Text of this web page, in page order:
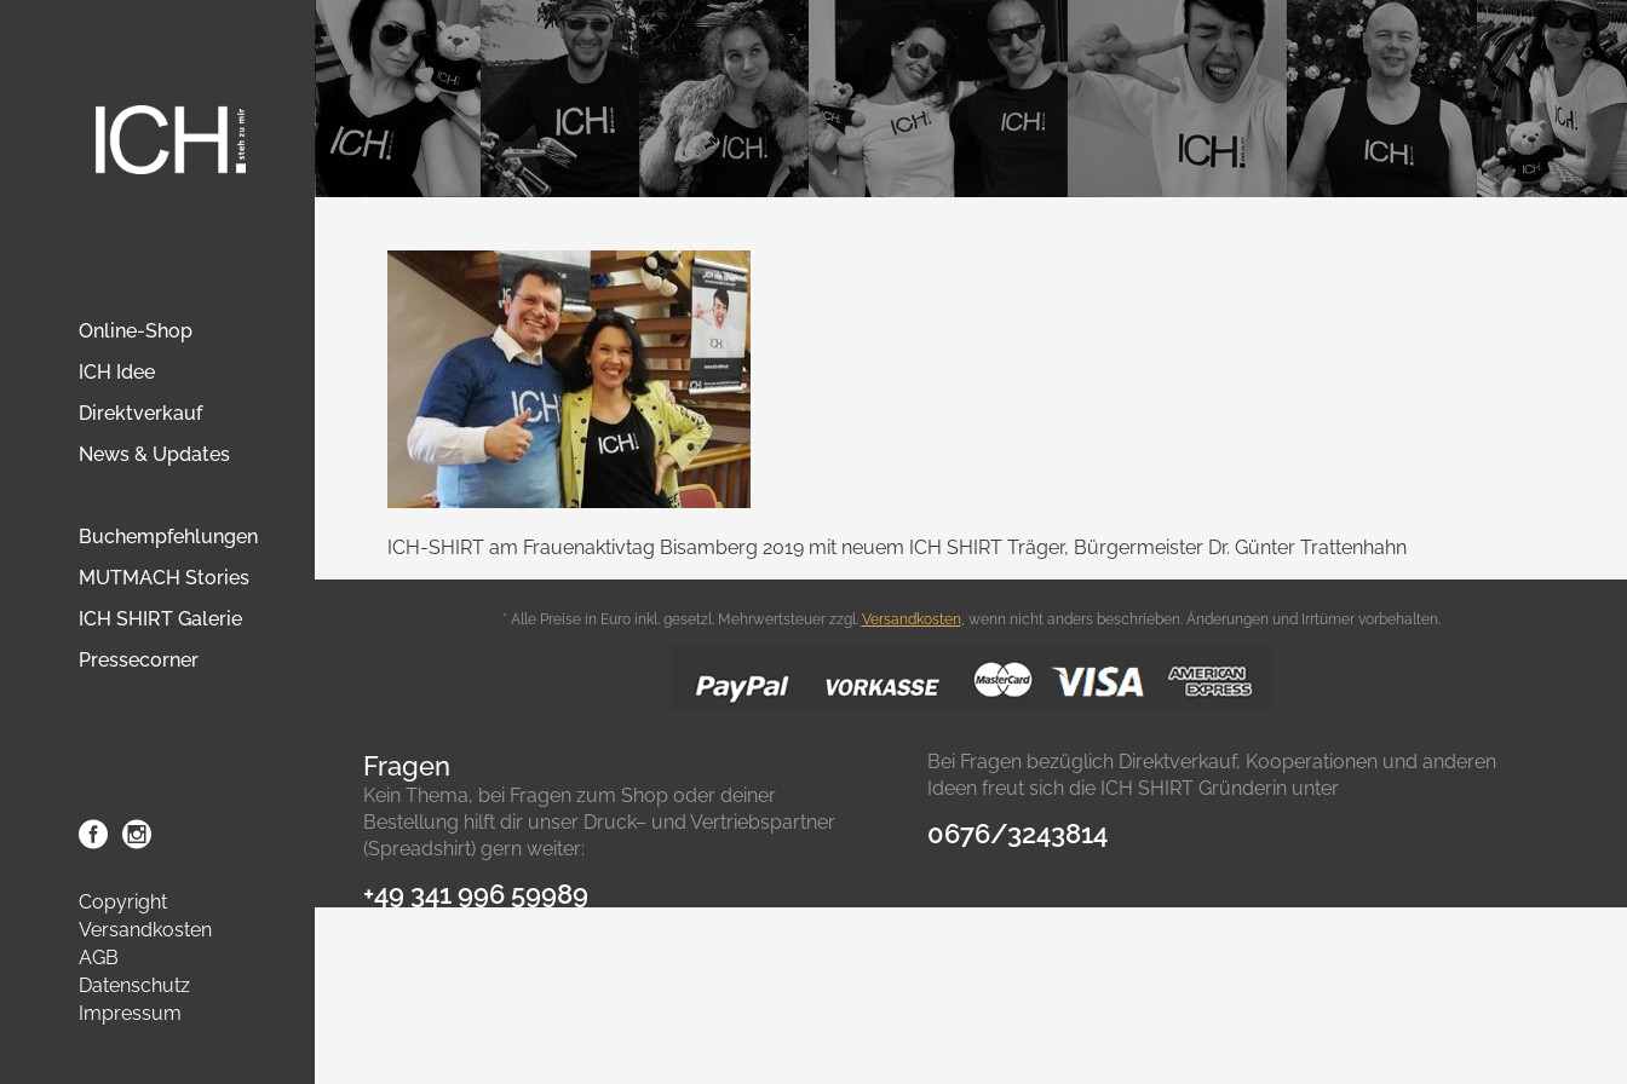
Online-Shop
ICH Idee
Direktverkauf
News & Updates
Buchempfehlungen
MUTMACH Stories
ICH SHIRT Galerie
Pressecorner
Copyright
Versandkosten
AGB
Datenschutz
Impressum
ICH-SHIRT am Frauenaktivtag Bisamberg 2019 mit neuem ICH SHIRT Träger, Bürgermeister Dr. Günter Trattenhahn
* Alle Preise in Euro inkl. gesetzl. Mehrwertsteuer zzgl. Versandkosten, wenn nicht anders beschrieben. Änderungen und Irrtümer vorbehalten.
Fragen
Kein Thema, bei Fragen zum Shop oder deiner
Bestellung hilft dir unser Druck– und Vertriebspartner
(Spreadshirt) gern weiter:
+49 341 996 59989
Bei Fragen bezüglich Direktverkauf, Kooperationen und anderen
Ideen freut sich die ICH SHIRT Gründerin unter
0676/3243814